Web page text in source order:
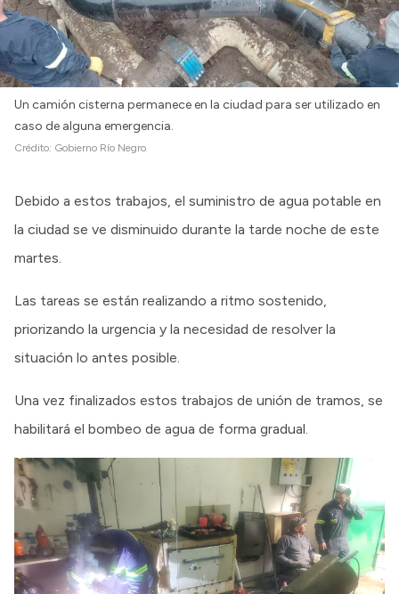
Un camión cisterna permanece en la ciudad para ser utilizado en
caso de alguna emergencia.
Crédito: Gobierno Río Negro
Debido a estos trabajos, el suministro de agua potable en
la ciudad se ve disminuido durante la tarde noche de este
martes.
Las tareas se están realizando a ritmo sostenido,
priorizando la urgencia y la necesidad de resolver la
situación lo antes posible.
Una vez finalizados estos trabajos de unión de tramos, se
habilitará el bombeo de agua de forma gradual.